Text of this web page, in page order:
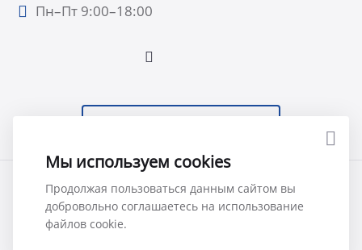
Пн–Пт 9:00–18:00
© 2026 Все права защищены. ООО “Сертек”, оборудование
для исследований и измерений.
Мы используем cookies
Продолжая пользоваться данным сайтом вы
добровольно соглашаетесь на использование
файлов cookie.